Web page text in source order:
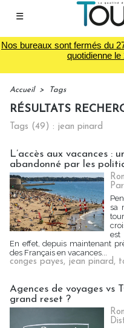
☰
Nos bureaux sont fermés du
quotidienne le
Accueil > Tags
RÉSULTATS
Tags (49) : jean pinard
L’accès aux vacances :
abandonné par les
sa
est
En effet, depuis maintenant
des Français en vacances...
conges payes, jean pinard,
Agences de voyages vs
grand reset ?